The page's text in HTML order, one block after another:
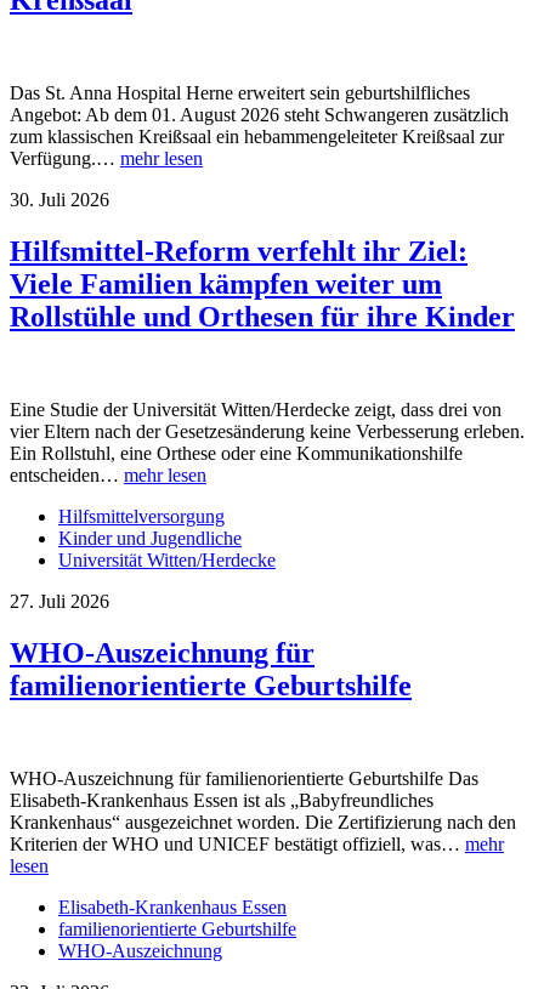
Das St. Anna Hospital Herne erweitert sein geburtshilfliches
Angebot: Ab dem 01. August 2026 steht Schwangeren zusätzlich
zum klassischen Kreißsaal ein hebammengeleiteter Kreißsaal zur
Verfügung.… mehr lesen
30. Juli 2026
Hilfsmittel-Reform verfehlt ihr Ziel:
Viele Familien kämpfen weiter um
Rollstühle und Orthesen für ihre Kinder
Eine Studie der Universität Witten/Herdecke zeigt, dass drei von
vier Eltern nach der Gesetzesänderung keine Verbesserung erleben.
Ein Rollstuhl, eine Orthese oder eine Kommunikationshilfe
entscheiden… mehr lesen
Hilfsmittelversorgung
Kinder und Jugendliche
Universität Witten/Herdecke
27. Juli 2026
WHO-Auszeichnung für
familienorientierte Geburtshilfe
WHO-Auszeichnung für familienorientierte Geburtshilfe Das
Elisabeth-Krankenhaus Essen ist als „Babyfreundliches
Krankenhaus“ ausgezeichnet worden. Die Zertifizierung nach den
Kriterien der WHO und UNICEF bestätigt offiziell, was… mehr
lesen
Elisabeth-Krankenhaus Essen
familienorientierte Geburtshilfe
WHO-Auszeichnung